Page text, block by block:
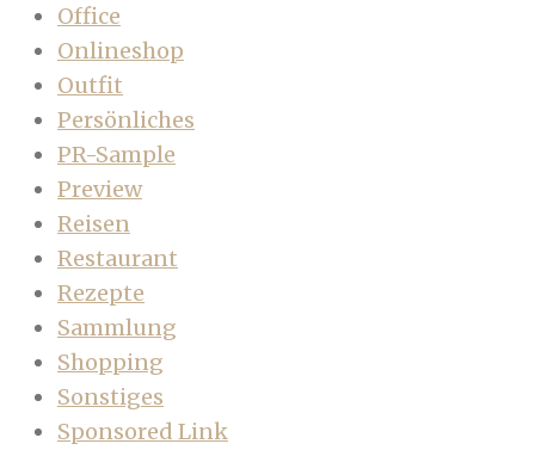
Office
Onlineshop
Outfit
Persönliches
PR-Sample
Preview
Reisen
Restaurant
Rezepte
Sammlung
Shopping
Sonstiges
Sponsored Link